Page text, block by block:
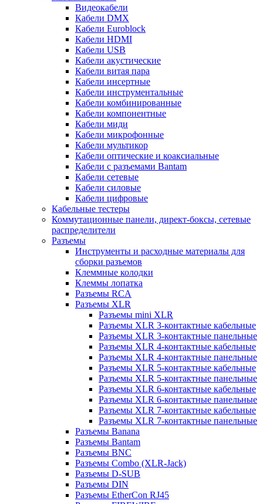
Видеокабели
Кабели DMX
Кабели Euroblock
Кабели HDMI
Кабели USB
Кабели акустические
Кабели витая пара
Кабели инсертные
Кабели инструментальные
Кабели комбинированные
Кабели компонентные
Кабели миди
Кабели микрофонные
Кабели мультикор
Кабели оптические и коаксиальные
Кабели с разъемами Bantam
Кабели сетевые
Кабели силовые
Кабели цифровые
Кабельные тестеры
Коммутационные панели, директ-боксы, сетевые
распределители
Разъемы
Инструменты и расходные материалы для
сборки разъемов
Клеммные колодки
Клеммы лопатка
Разъемы RCA
Разъемы XLR
Разъемы mini XLR
Разъемы XLR 3-контактные кабельные
Разъемы XLR 3-контактные панельные
Разъемы XLR 4-контактные кабельные
Разъемы XLR 4-контактные панельные
Разъемы XLR 5-контактные кабельные
Разъемы XLR 5-контактные панельные
Разъемы XLR 6-контактные кабельные
Разъемы XLR 6-контактные панельные
Разъемы XLR 7-контактные кабельные
Разъемы XLR 7-контактные панельные
Разъемы Banana
Разъемы Bantam
Разъемы BNC
Разъемы Combo (XLR-Jack)
Разъемы D-SUB
Разъемы DIN
Разъемы EtherCon RJ45